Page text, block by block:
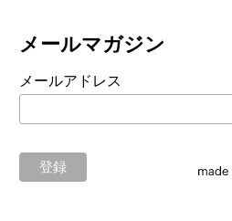
メールマガジン
メールアドレス